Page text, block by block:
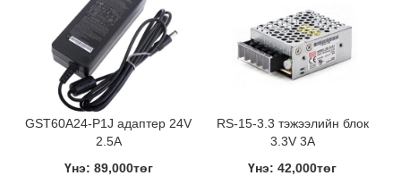
GST60A24-P1J адаптер 24V
2.5A
Үнэ: 89,000төг
RS-15-3.3 тэжээлийн блок
3.3V 3A
Үнэ: 42,000төг